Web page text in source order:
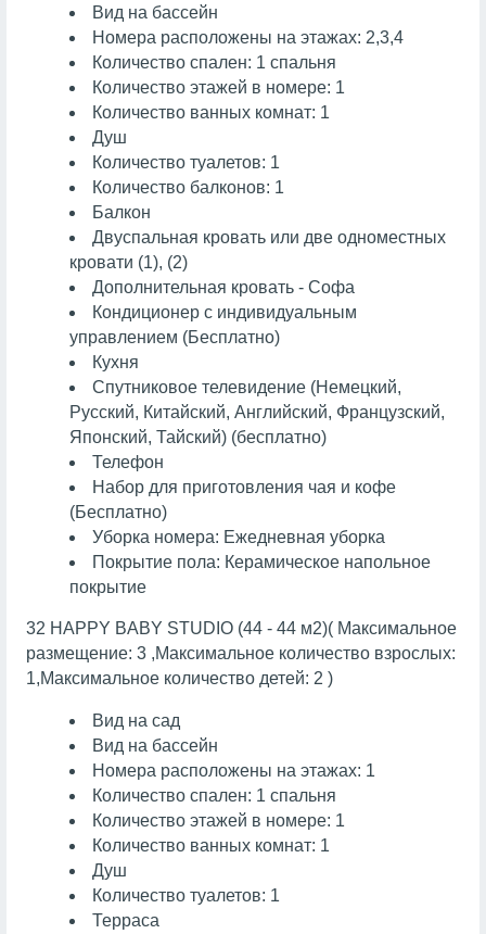
Вид на бассейн
Номера расположены на этажах: 2,3,4
Количество спален: 1 спальня
Количество этажей в номере: 1
Количество ванных комнат: 1
Душ
Количество туалетов: 1
Количество балконов: 1
Балкон
Двуспальная кровать или две одноместных
кровати (1), (2)
Дополнительная кровать - Софа
Кондиционер с индивидуальным
управлением (Бесплатно)
Кухня
Спутниковое телевидение (Немецкий,
Русский, Китайский, Английский, Французский,
Японский, Тайский) (бесплатно)
Телефон
Набор для приготовления чая и кофе
(Бесплатно)
Уборка номера: Ежедневная уборка
Покрытие пола: Керамическое напольное
покрытие
32 HAPPY BABY STUDIO (44 - 44 м2)( Максимальное
размещение: 3 ,Максимальное количество взрослых:
1,Максимальное количество детей: 2 )
Вид на сад
Вид на бассейн
Номера расположены на этажах: 1
Количество спален: 1 спальня
Количество этажей в номере: 1
Количество ванных комнат: 1
Душ
Количество туалетов: 1
Терраса